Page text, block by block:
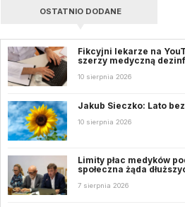
OSTATNIO DODANE
Fikcyjni lekarze na
szerzy medyczną
10 sierpnia 2026
Jakub Sieczko: Lato
10 sierpnia 2026
Limity płac medyków
społeczna żąda
7 sierpnia 2026